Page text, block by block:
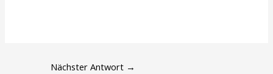
Nächster Antwort →